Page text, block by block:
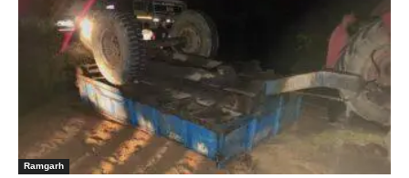
Ramgarh